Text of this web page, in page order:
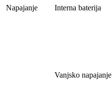
Napajanje Interna baterija
Vanjsko napajanje